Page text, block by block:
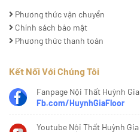
Phương thức vận chuyển
Chính sách bảo mật
Phương thức thanh toán
Kết Nối Với Chúng Tôi
Fanpage Nội Thất Huỳnh Gia
Fb.com/HuynhGiaFloor
Youtube Nội Thất Huỳnh Gia